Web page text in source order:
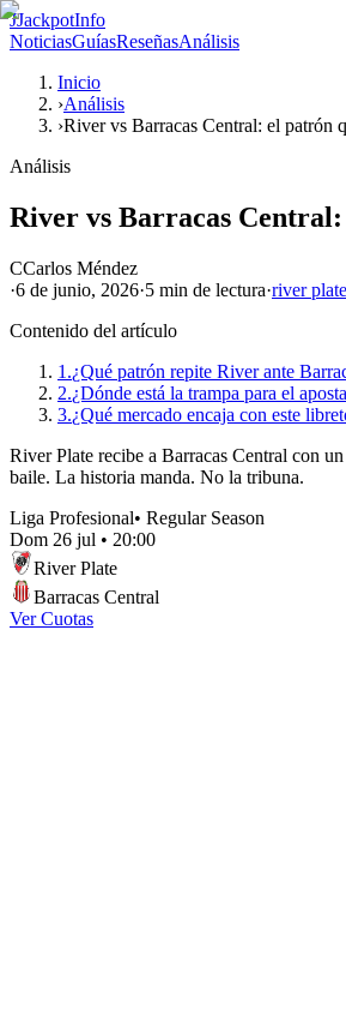
JJackpotInfo
NoticiasGuíasReseñasAnálisis
Inicio
›Análisis
›River vs Barracas Central: el patrón
Análisis
River vs Barracas
CCarlos Méndez
·6 de junio, 2026·5 min de lectura·river plate
Contenido del artículo
1.¿Qué patrón repite River ante
2.¿Dónde está la trampa para el
3.¿Qué mercado encaja con este
River Plate recibe a Barracas Central con
baile. La historia manda. No la tribuna.
Liga Profesional• Regular Season
Dom 26 jul • 20:00
River Plate
Barracas Central
Ver Cuotas